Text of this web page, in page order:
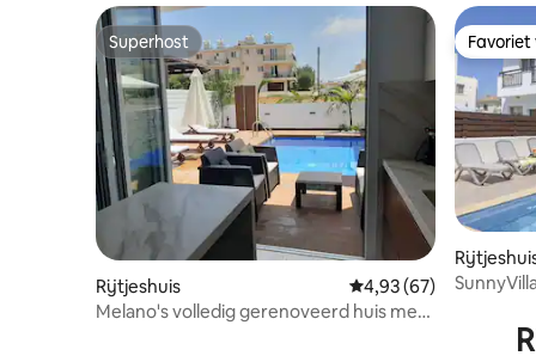
Superhost
Superhost
Rijtjeshuis Gemiddelde
4,93 (67)
Melano's volledig gerenoveerd huis met